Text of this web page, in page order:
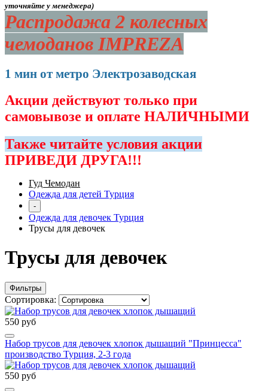
уточняйте у менеджера)
Распродажа 2 колесных
чемоданов IMPREZA
1 мин от метро Электрозаводская
Акции действуют только при
самовывозе и оплате НАЛИЧНЫМИ
Также читайте условия акции
ПРИВЕДИ ДРУГА!!!
Гуд Чемодан
Одежда для детей Турция
-
Одежда для девочек Турция
Трусы для девочек
Трусы для девочек
Фильтры
Сортировка:
550 руб
Набор трусов для девочек хлопок дышащий "Принцесса"
производство Турция, 2-3 года
550 руб